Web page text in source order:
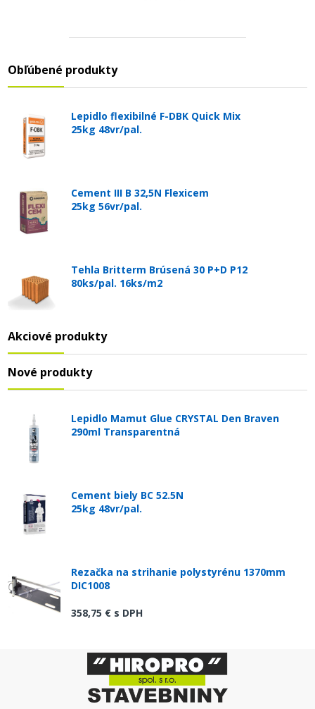
Obľúbené produkty
Lepidlo flexibilné F-DBK Quick Mix
25kg 48vr/pal.
Cement III B 32,5N Flexicem
25kg 56vr/pal.
Tehla Britterm Brúsená 30 P+D P12
80ks/pal. 16ks/m2
Akciové produkty
Nové produkty
Lepidlo Mamut Glue CRYSTAL Den Braven
290ml Transparentná
Cement biely BC 52.5N
25kg 48vr/pal.
Rezačka na strihanie polystyrénu 1370mm
DIC1008
358,75 € s DPH